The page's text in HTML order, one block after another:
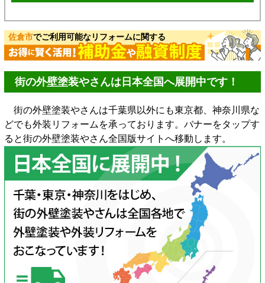
佐倉市でご利用可能なリフォームに関する
街の外壁塗装やさんは日本全国へ展開中です！
街の外壁塗装やさんは千葉県以外にも東京都、神奈川県な
どでも外装リフォームを承っております。バナーをタップす
ると街の外壁塗装やさん全国版サイトへ移動します。